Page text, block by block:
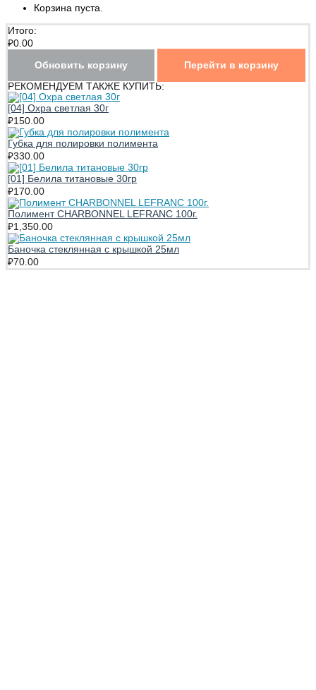
Корзина пуста.
Итого:
₽0.00
Обновить корзину
Перейти в корзину
РЕКОМЕНДУЕМ ТАКЖЕ КУПИТЬ:
[04] Охра светлая 30г
₽150.00
Губка для полировки полимента
₽330.00
[01] Белила титановые 30гр
₽170.00
Полимент CHARBONNEL LEFRANC 100г.
₽1,350.00
Баночка стеклянная с крышкой 25мл
₽70.00